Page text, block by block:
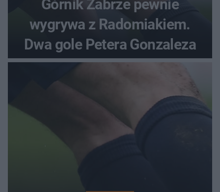
Górnik Zabrze pewnie
wygrywa z Radomiakiem.
Dwa gole Petera Gonzaleza